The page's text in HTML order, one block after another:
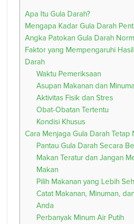
Apa Itu Gula Darah?
Mengapa Kadar Gula Darah
Angka Patokan Gula Darah
Faktor yang Mempengaruhi
Darah
Waktu Pemeriksaan
Asupan Makanan dan
Aktivitas Fisik dan Stres
Obat-Obatan Tertentu
Kondisi Khusus
Cara Menjaga Gula Darah Tetap
Pantau Gula Darah Secara
Makan Teratur dan Jangan
Makan
Pilih Makanan yang Lebih
Catat Makanan, Minuman,
Anda
Perbanyak Minum Air Putih